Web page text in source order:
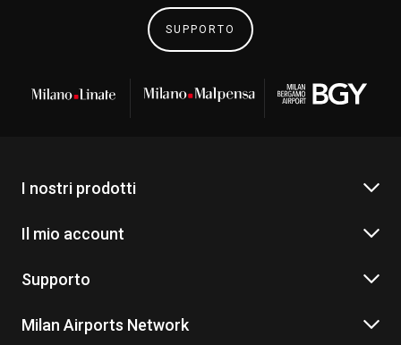
SUPPORTO
I nostri prodotti
Il mio account
Supporto
Milan Airports Network